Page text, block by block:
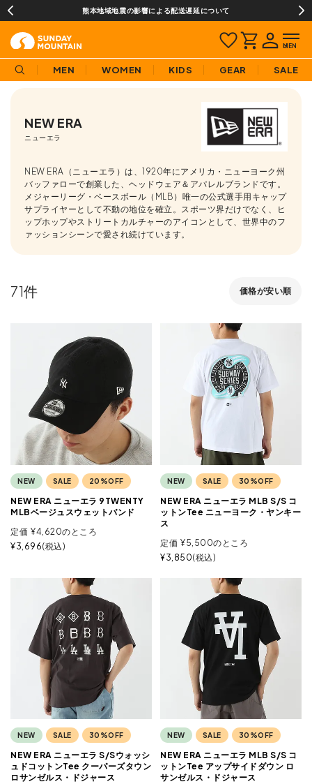
¥3,980(税込)以上のご購入で送料無料!
MEN WOMEN KIDS GEAR SALE
NEW ERA
ニューエラ
NEW ERA（ニューエラ）は、1920年にアメリカ・ニューヨーク州
バッファローで創業した、ヘッドウェア＆アパレルブランドです。
メジャーリーグ・ベースボール（MLB）唯一の公式選手用キャップ
サプライヤーとして不動の地位を確立。スポーツ界だけでなく、ヒ
ップホップやストリートカルチャーのアイコンとして、世界中のフ
ァッションシーンで愛され続けています。
価格が安い順
71
NEW SALE 20%OFF
NEW ERA ニューエラ 9TWENTY
MLBベージュスウェットバンド
定価 ¥4,620のところ
¥3,696 税込
NEW SALE 30%OFF
NEW ERA ニューエラ MLB S/S コ
ットンTee ニューヨーク・ヤンキー
ス
定価 ¥5,500のところ
¥3,850 税込
NEW SALE 30%OFF
NEW ERA ニューエラ S/Sウォッシ
ュドコットンTee クーパーズタウン
ロサンゼルス・ドジャース
NEW SALE 30%OFF
NEW ERA ニューエラ MLB S/S コ
ットンTee アップサイドダウン ロ
サンゼルス・ドジャース